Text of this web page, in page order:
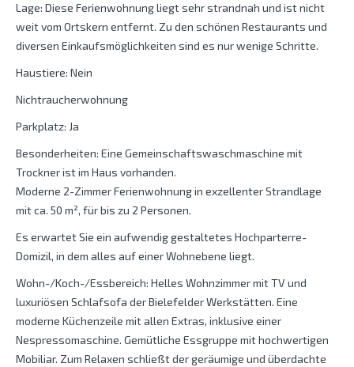
Lage: Diese Ferienwohnung liegt sehr strandnah und ist nicht
weit vom Ortskern entfernt. Zu den schönen Restaurants und
diversen Einkaufsmöglichkeiten sind es nur wenige Schritte.
Haustiere: Nein
Nichtraucherwohnung
Parkplatz: Ja
Besonderheiten: Eine Gemeinschaftswaschmaschine mit
Trockner ist im Haus vorhanden.
Moderne 2-Zimmer Ferienwohnung in exzellenter Strandlage
mit ca. 50 m², für bis zu 2 Personen.
Es erwartet Sie ein aufwendig gestaltetes Hochparterre-
Domizil, in dem alles auf einer Wohnebene liegt.
Wohn-/Koch-/Essbereich: Helles Wohnzimmer mit TV und
luxuriösen Schlafsofa der Bielefelder Werkstätten. Eine
moderne Küchenzeile mit allen Extras, inklusive einer
Nespressomaschine. Gemütliche Essgruppe mit hochwertigen
Mobiliar. Zum Relaxen schließt der geräumige und überdachte